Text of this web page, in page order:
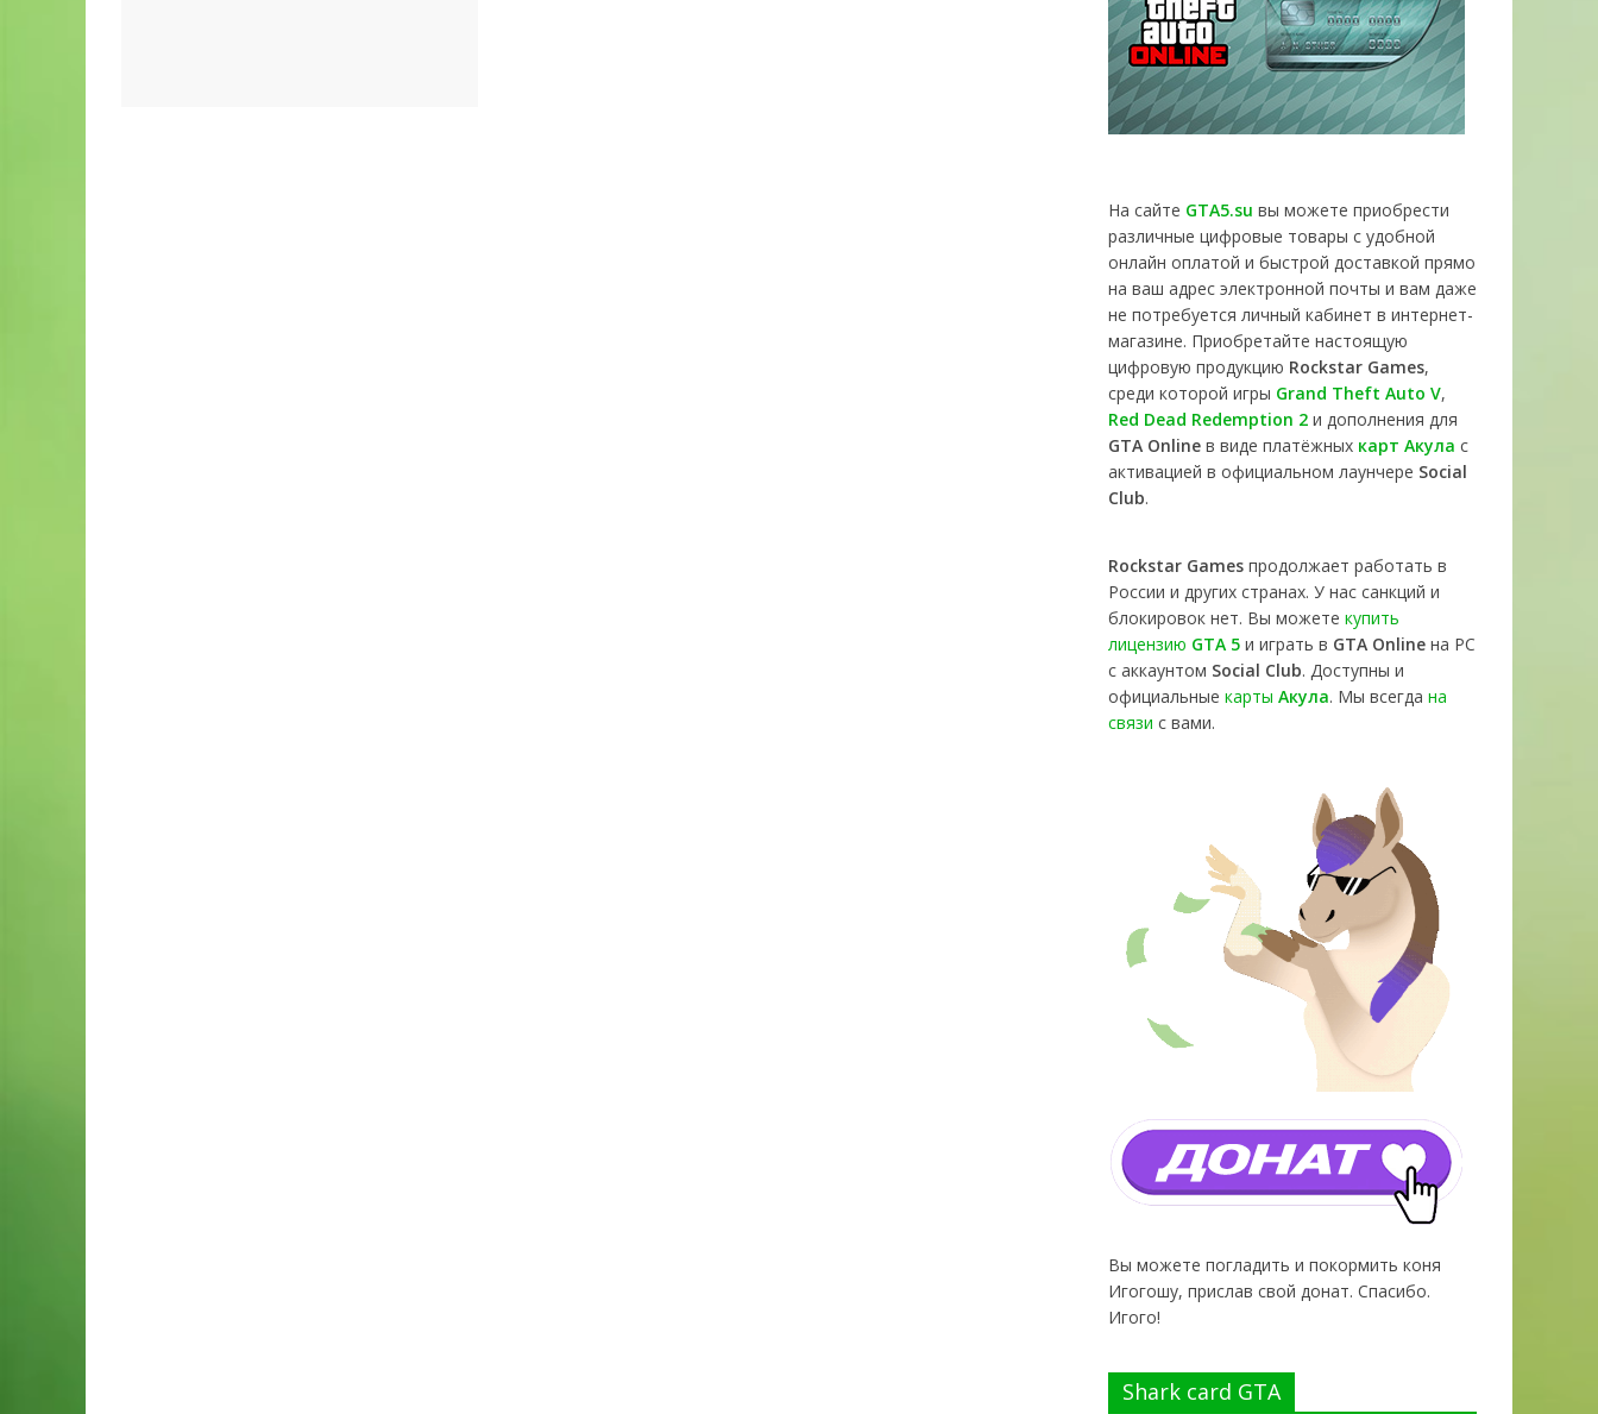
На сайте GTA5.su вы можете приобрести
различные цифровые товары с удобной
онлайн оплатой и быстрой доставкой прямо
на ваш адрес электронной почты и вам даже
не потребуется личный кабинет в интернет-
магазине. Приобретайте настоящую
цифровую продукцию Rockstar Games,
среди которой игры Grand Theft Auto V,
Red Dead Redemption 2 и дополнения для
GTA Online в виде платёжных карт Акула с
активацией в официальном лаунчере Social
Club.
Rockstar Games продолжает работать в
России и других странах. У нас санкций и
блокировок нет. Вы можете купить
лицензию GTA 5 и играть в GTA Online на PC
с аккаунтом Social Club. Доступны и
официальные карты Акула. Мы всегда на
связи с вами.
Вы можете погладить и покормить коня
Игогошу, прислав свой донат. Спасибо.
Игого!
Shark card GTA